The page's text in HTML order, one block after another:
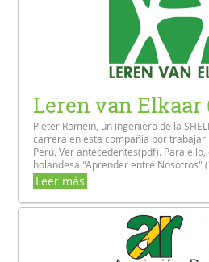
Leren van Elkaar
Pieter Romein, un ingeniero de la
carrera en esta compañía por trabajar
Perú. Ver antecedentes(pdf). Para
holandesa "Aprender entre Nosotros"
Leer más